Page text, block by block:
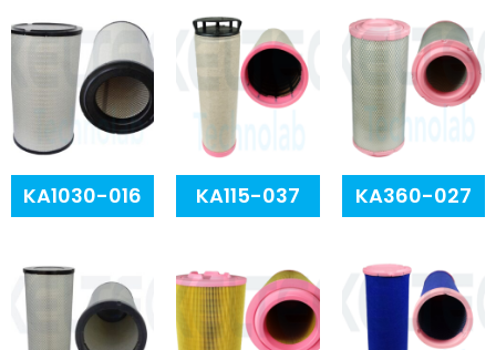
KA1030-016 KA115-037 KA360-027